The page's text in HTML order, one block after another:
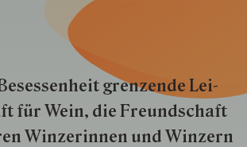
gren­zende Lei­
für Wein, die Freund­schaft
Win­zer­innen und Win­zern